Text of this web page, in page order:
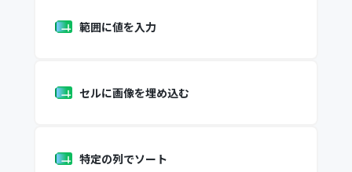
範囲に値を入力
セルに画像を埋め込む
特定の列でソート